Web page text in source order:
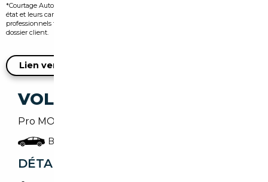
*Courtage Auto n’est pas vendeur des véhicules présentés. Leur disponibilité, leur
état et leurs caractéristiques dépendent exclusivement des vendeurs
professionnels tiers et doivent être confirmés auprès d’eux lors de l’ouverture du
dossier client.
Lien vers l'annonce du vendeur
VOLKSWAGEN ID.3
Pro MOVE LED*Nav*TravelAss.*Kamera*Massage
Berline
DÉTAILS DU VÉHICULE